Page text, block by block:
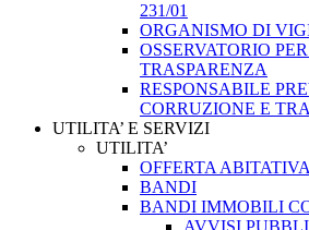
231/01
ORGANISMO DI
OSSERVATORIO
TRASPARENZA
RESPONSABILE
CORRUZIONE E
UTILITA’ E SERVIZI
UTILITA’
OFFERTA ABITATIVA
BANDI
BANDI IMMOBILI
AVVISI